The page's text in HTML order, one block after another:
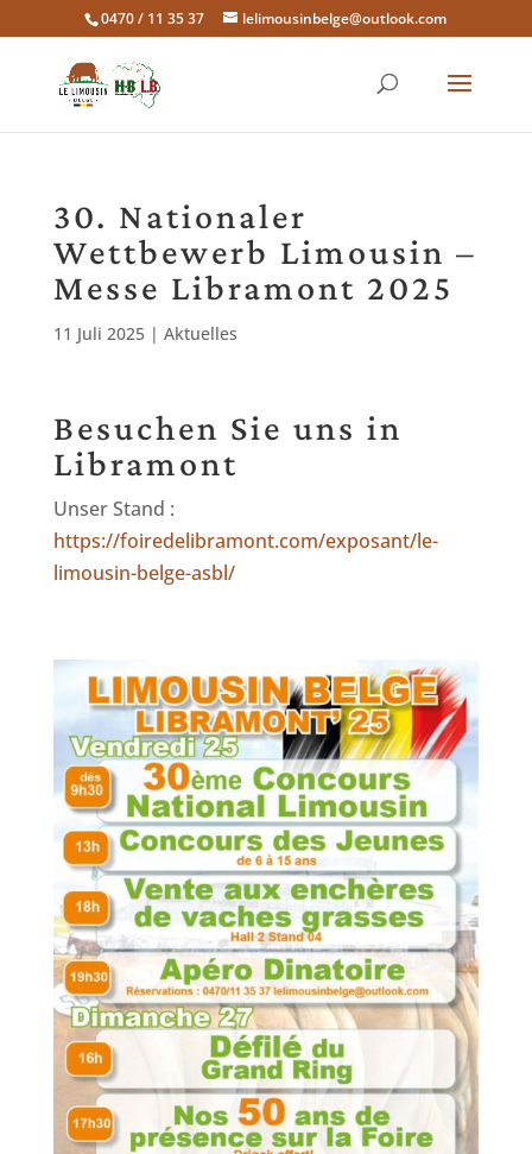
0470 / 11 35 37 lelimousinbelge@outlook.com
30. Nationaler
Wettbewerb Limousin –
Messe Libramont 2025
11 Juli 2025| Aktuelles
Besuchen Sie uns in
Libramont
Unser Stand :
https://foiredelibramont.com/exposant/le-
limousin-belge-asbl/